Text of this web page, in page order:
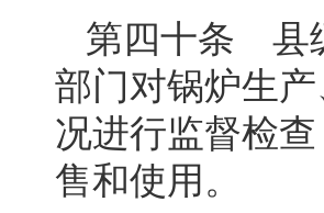
第四十条 县
部门对锅炉生
况进行监督检
售和使用。